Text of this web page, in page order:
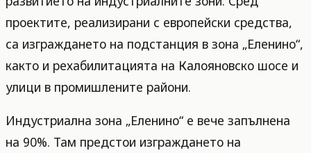
проектите, реализирани с европейски средства,
са изграждането на подстанция в зона „Еленино“,
както и рехабилитацията на Калояновско шосе и
улици в промишлените райони.
Индустриална зона „Еленино“ е вече запълнена
на 90%. Там предстои изграждането на